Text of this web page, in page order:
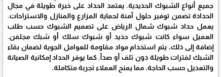
جميع أنواع الشبوك الحديدية. يعتمد الحداد على خبرة طويلة في مجال
الحدادة تضمن توفير حلول آمنة لحماية المزارع والمنازل والاستراحات.
يعمل حداد شبوك شمال الرياض على تصميم الشبوك حسب طلب
العميل سواء كانت شبوك حديد أو شبوك سلك أو شبك مجلفن.
إضافة إلى ذلك، يتم استخدام مواد مقاومة للعوامل الجوية لضمان بقاء
الشبك لفترات طويلة دون تلف أو صدأ. كما يوفر الحداد إمكانية الصيانة
والتعديل حسب الحاجة، مما يمنح العملاء تجربة متكاملة.